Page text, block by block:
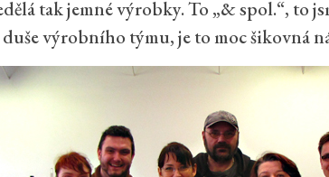
tak jemné výrobky. To „& spol.“, to
duše výrobního týmu, je to moc šikovná